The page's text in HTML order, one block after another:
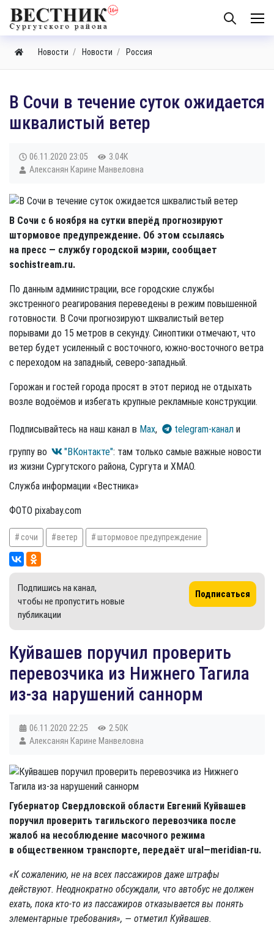
Новости Новости Россия
​В Сочи в течение суток ожидается
шквалистый ветер
06.11.2020 23:05
3.04K
Алексанян Карине Манвеловна
В Сочи с 6 ноября на сутки вперёд прогнозируют
штормовое предупреждение. Об этом ссылаясь
на пресс — службу городской мэрии, сообщает
sochistream.ru.
По данным администрации, все городские службы
экстренного реагирования переведены в режим повышенной
готовности. В Сочи прогнозируют шквалистый ветер
порывами до 15 метров в секунду. Синоптики отмечают, что
ветер будет усиленный с восточного, южно-восточного ветра
с переходом на западный, северо-западный.
Горожан и гостей города просят в этот период не отдыхать
возле водоёмов и избегать крупные рекламные конструкции.
Подписывайтесь на наш канал в Max, telegram-канал и
группу во
"ВКонтакте": там только самые важные новости
из жизни Сургутского района, Сургута и ХМАО.
Служба информации «Вестника»
ФОТО pixabay.com
сочи ветер штормовое предупреждение
Подпишись на канал,
чтобы не пропустить новые
публикации
Подписаться
Куйвашев поручил проверить
перевозчика из Нижнего Тагила
из-за нарушений саннорм
06.11.2020 22:25
2.50K
Алексанян Карине Манвеловна
Губернатор Свердловской области Евгений Куйвашев
поручил проверить тагильского перевозчика после
жалоб на несоблюдение масочного режима
в общественном транспорте, передаёт ural—meridian-ru.
«К сожалению, не на всех пассажиров даже штрафы
действуют. Неоднократно обсуждали, что автобус не должен
ехать, пока кто-то из пассажиров отказывается вы понять
элементарные требования», — отметил Куйвашев.